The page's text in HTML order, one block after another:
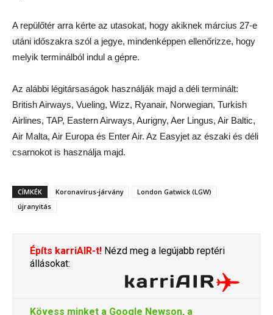
A repülőtér arra kérte az utasokat, hogy akiknek március 27-e
utáni időszakra szól a jegye, mindenképpen ellenőrizze, hogy
melyik terminálból indul a gépre.
Az alábbi légitársaságok használják majd a déli terminált:
British Airways, Vueling, Wizz, Ryanair, Norwegian, Turkish
Airlines, TAP, Eastern Airways, Aurigny, Aer Lingus, Air Baltic,
Air Malta, Air Europa és Enter Air. Az Easyjet az északi és déli
csarnokot is használja majd.
CÍMKÉK Koronavírus-járvány
London Gatwick (LGW)
újranyitás
Építs karriAIR-t! Nézd meg a legújabb reptéri
állásokat:
Kövess minket a Google Newson, a